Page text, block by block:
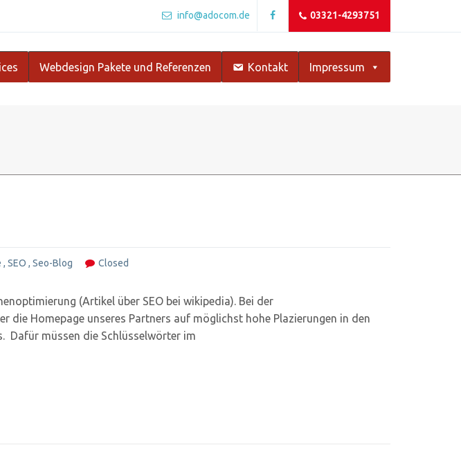
info@adocom.de 03321-4293751
Webdesign Pakete und Referenzen Kontakt Impressum
, SEO , Seo-Blog Closed
(Artikel über SEO bei wikipedia). Bei der
Homepage unseres Partners auf möglichst hohe Plazierungen in den
Dafür müssen die Schlüsselwörter im